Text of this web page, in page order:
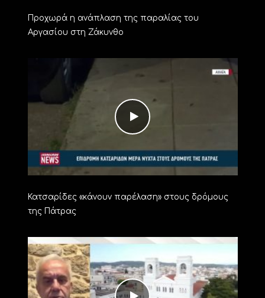
Προχωρά η ανάπλαση της παραλίας του
Αργασίου στη Ζάκυνθο
Κατσαρίδες «κάνουν παρέλαση» στους δρόμους
της Πάτρας